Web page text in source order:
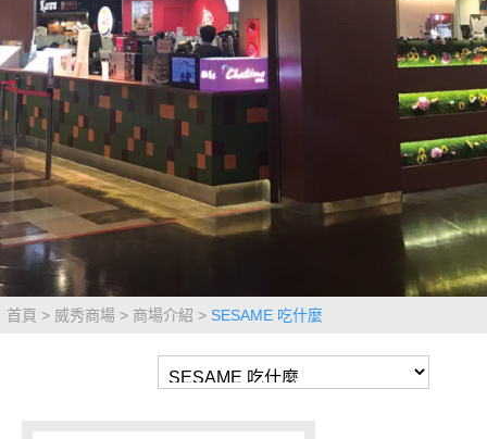
首頁 威秀商場 商場介紹 SESAME 吃什麼
影城公告
影城活動
中獎名單
合作夥伴
商家介紹
商場活動
會員Q&A